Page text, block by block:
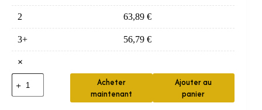
2 63,89 €
3+ 56,79 €
×
quantité
de
Crest
Acheter
maintenant
Ajouter au
panier